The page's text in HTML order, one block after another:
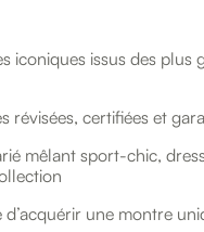
iconiques issus des plus
révisées, certifiées et
mêlant sport-chic,
d’acquérir une montre